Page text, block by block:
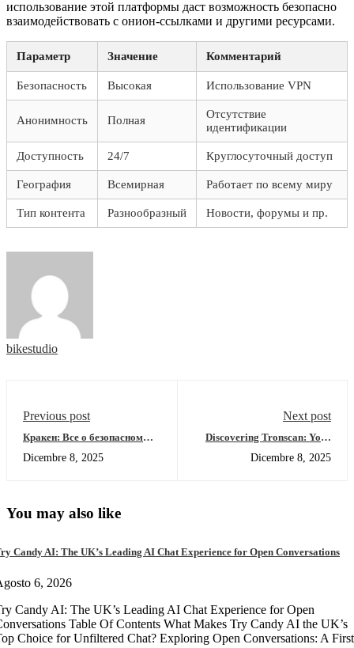
использование этой платформы даст возможность безопасно
взаимодействовать с онион-ссылками и другими ресурсами.
Параметр Значение Комментарий
Безопасность Высокая Использование VPN
Анонимность Полная
Отсутствие
идентификации
Доступность 24/7 Круглосуточный доступ
География Всемирная Работает по всему миру
Тип контента Разнообразный Новости, форумы и пр.
bikestudio
Previous post
Кракен: Все о безопасном
Dicembre 8, 2025
Next post
Discovering Tronscan: Your
Dicembre 8, 2025
You may also like
Candy AI: The UK’s Leading AI Chat Experience for Open Conversations
6, 2026
Candy AI: The UK’s Leading AI Chat Experience for Open
Table Of Contents What Makes Try Candy AI the UK’s
Choice for Unfiltered Chat? Exploring Open Conversations: A First